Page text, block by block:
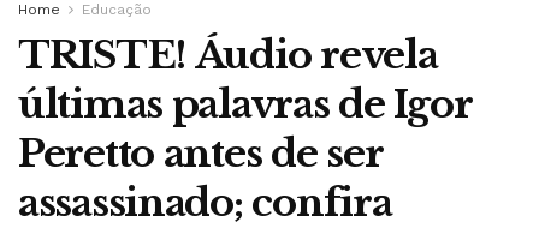
Home Educação
TRISTE! Áudio revela
últimas palavras de Igor
Peretto antes de ser
assassinado; confira